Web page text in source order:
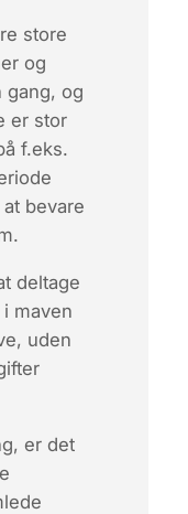
store
og
gang, og
er stor
f.eks.
bevare
deltage
maven
uden
er det